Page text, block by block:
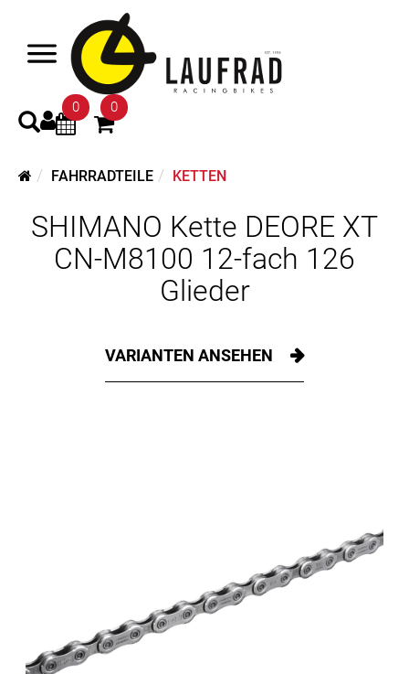
0 0
FAHRRADTEILE KETTEN
SHIMANO Kette DEORE XT
CN-M8100 12-fach 126
Glieder
VARIANTEN ANSEHEN